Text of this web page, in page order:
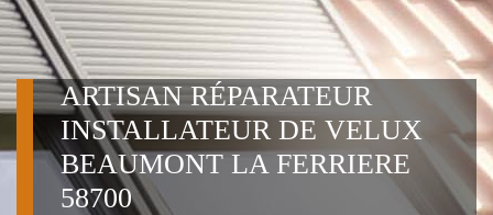
ARTISAN RÉPARATEUR
INSTALLATEUR DE VELUX
BEAUMONT LA FERRIERE
58700